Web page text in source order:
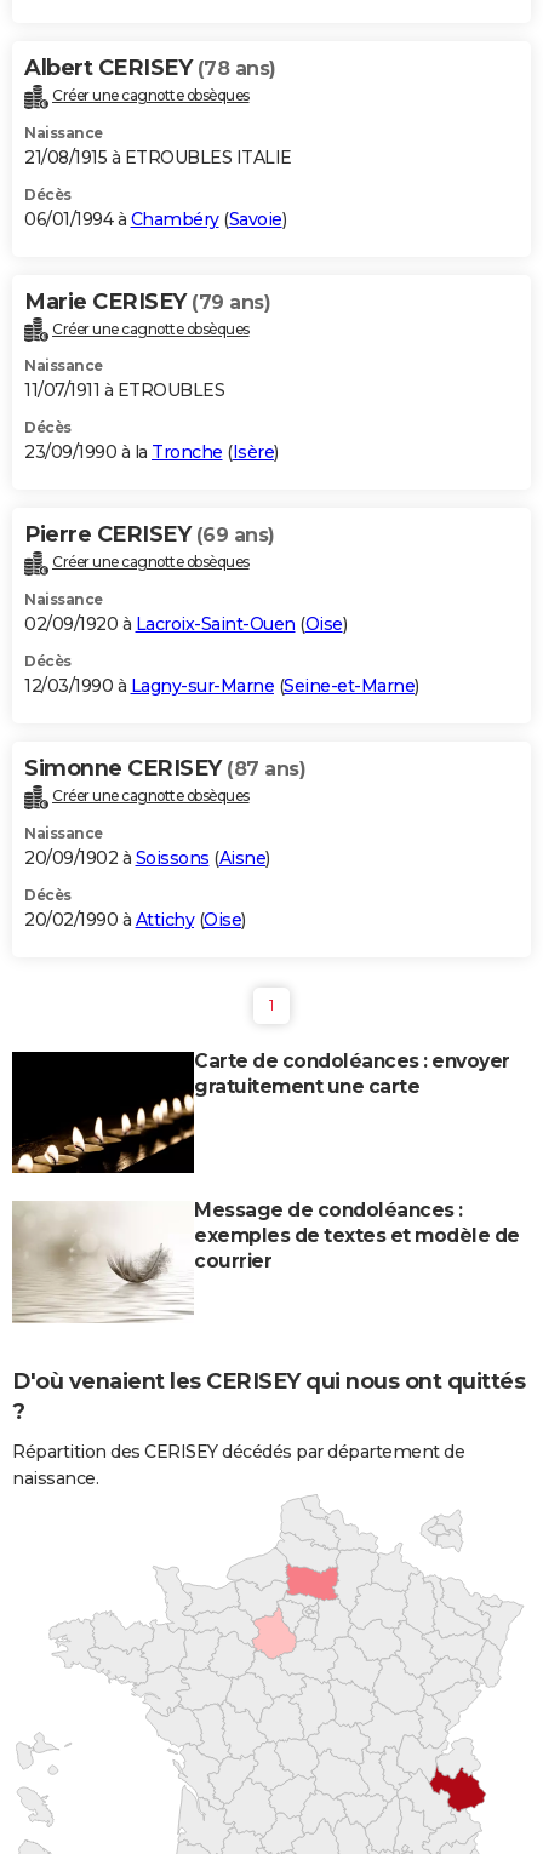
Albert CERISEY (78 ans)
Créer une cagnotte obsèques
Naissance
21/08/1915 à ETROUBLES ITALIE
Décès
06/01/1994 à Chambéry(Savoie)
Marie CERISEY (79 ans)
Créer une cagnotte obsèques
Naissance
11/07/1911 à ETROUBLES
Décès
23/09/1990 à la Tronche (Isère)
Pierre CERISEY (69 ans)
Créer une cagnotte obsèques
Naissance
02/09/1920 à Lacroix-Saint-Ouen (Oise)
Décès
12/03/1990 à Lagny-sur-Marne (Seine-et-Marne)
Simonne CERISEY (87 ans)
Créer une cagnotte obsèques
Naissance
20/09/1902 à Soissons (Aisne)
Décès
20/02/1990 à Attichy(Oise)
1
Carte de condoléances : envoyer
gratuitement une carte
Message de condoléances :
exemples de textes et modèle de
courrier
D'où venaient les CERISEY qui nous ont quittés
?
Répartition des CERISEY décédés par département de
naissance.